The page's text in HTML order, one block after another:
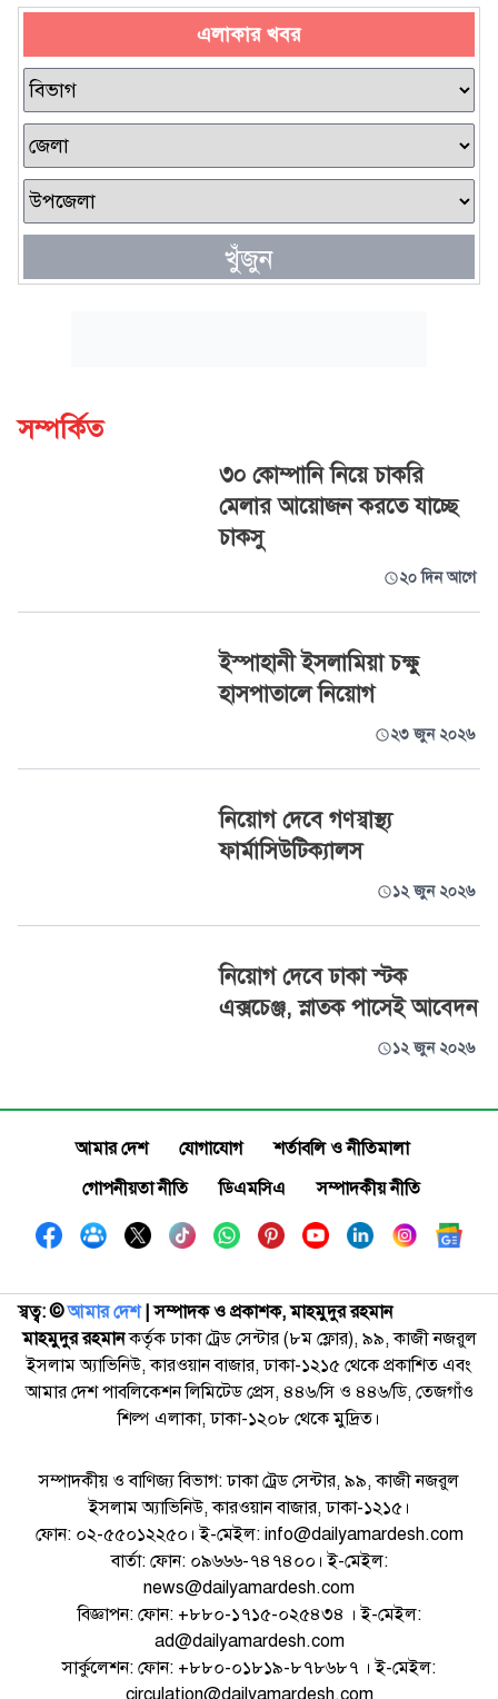
এলাকার খবর
খুঁজুন
সম্পর্কিত
৩০ কোম্পানি নিয়ে চাকরি
মেলার আয়োজন করতে যাচ্ছে
চাকসু
২০ দিন আগে
ইস্পাহানী ইসলামিয়া চক্ষু
হাসপাতালে নিয়োগ
২৩ জুন ২০২৬
নিয়োগ দেবে গণস্বাস্থ্য
ফার্মাসিউটিক্যালস
১২ জুন ২০২৬
নিয়োগ দেবে ঢাকা স্টক
এক্সচেঞ্জ, স্নাতক পাসেই আবেদন
১২ জুন ২০২৬
আমার দেশ যোগাযোগ
শর্তাবলি ও নীতিমালা
গোপনীয়তা নীতি
ডিএমসিএ সম্পাদকীয় নীতি
স্বত্ব: ©️আমার দেশ| সম্পাদক ও প্রকাশক, মাহমুদুর রহমান
মাহমুদুর রহমানকর্তৃক ঢাকা ট্রেড সেন্টার (৮ম ফ্লোর), ৯৯, কাজী নজরুল
ইসলাম অ্যাভিনিউ, কারওয়ান বাজার, ঢাকা-১২১৫ থেকে প্রকাশিত এবং
আমার দেশ পাবলিকেশন লিমিটেড প্রেস, ৪৪৬/সি ও ৪৪৬/ডি, তেজগাঁও
শিল্প এলাকা, ঢাকা-১২০৮ থেকে মুদ্রিত।
সম্পাদকীয় ও বাণিজ্য বিভাগ: ঢাকা ট্রেড সেন্টার, ৯৯, কাজী নজরুল
ইসলাম অ্যাভিনিউ, কারওয়ান বাজার, ঢাকা-১২১৫।
ফোন: ০২-৫৫০১২২৫০। ই-মেইল: info@dailyamardesh.com
বার্তা: ফোন: ০৯৬৬৬-৭৪৭৪০০। ই-মেইল:
news@dailyamardesh.com
বিজ্ঞাপন: ফোন: +৮৮০-১৭১৫-০২৫৪৩৪ । ই-মেইল:
ad@dailyamardesh.com
সার্কুলেশন: ফোন: +৮৮০-০১৮১৯-৮৭৮৬৮৭ । ই-মেইল:
circulation@dailyamardesh.com